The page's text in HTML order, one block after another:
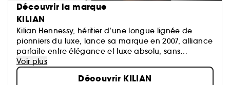
Découvrir la marque
KILIAN
Kilian Hennessy, héritier d’une longue lignée de
pionniers du luxe, lance sa marque en 2007, alliance
parfaite entre élégance et luxe absolu, sans
concessions. La marque célèbre une décennie de
révolution dans la parfumerie...
Voir plus
Découvrir KILIAN